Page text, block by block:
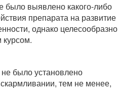
было выявлено какого-либо
препарата на развитие
однако целесообразно
было установлено
тем не менее,